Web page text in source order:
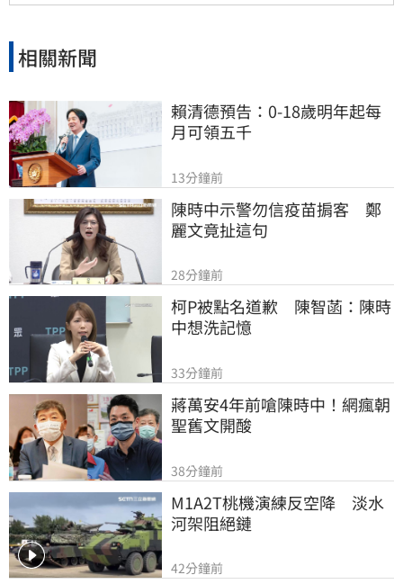
相關新聞
賴清德預告：0-18歲明年起每
月可領五千
13分鐘前
陳時中示警勿信疫苗掮客　鄭
麗文竟扯這句
28分鐘前
柯P被點名道歉　陳智菡：陳時
中想洗記憶
33分鐘前
蔣萬安4年前嗆陳時中！網瘋朝
聖舊文開酸
38分鐘前
M1A2T桃機演練反空降　淡水
河架阻絕鏈
42分鐘前